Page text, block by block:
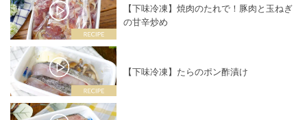
【下味冷凍】焼肉のたれで！豚肉と玉ねぎ
の甘辛炒め
【下味冷凍】たらのポン酢漬け